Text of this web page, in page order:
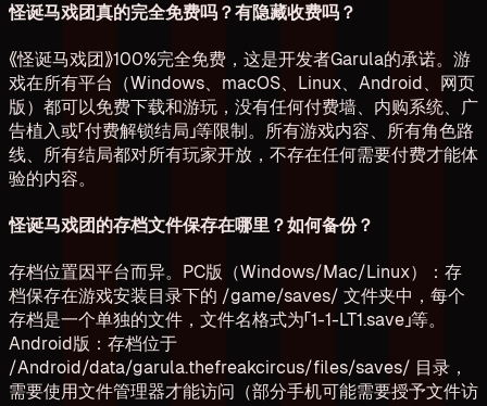
怪诞马戏团真的完全免费吗？有隐藏收费吗？
《怪诞马戏团》100%完全免费，这是开发者Garula的承诺。游
戏在所有平台（Windows、macOS、Linux、Android、网页
版）都可以免费下载和游玩，没有任何付费墙、内购系统、广
告植入或「付费解锁结局」等限制。所有游戏内容、所有角色路
线、所有结局都对所有玩家开放，不存在任何需要付费才能体
验的内容。
怪诞马戏团的存档文件保存在哪里？如何备份？
存档位置因平台而异。PC版（Windows/Mac/Linux）：存
档保存在游戏安装目录下的 /game/saves/ 文件夹中，每个
存档是一个单独的文件，文件名格式为「1-1-LT1.save」等。
Android版：存档位于
/Android/data/garula.thefreakcircus/files/saves/ 目录，
需要使用文件管理器才能访问（部分手机可能需要授予文件访